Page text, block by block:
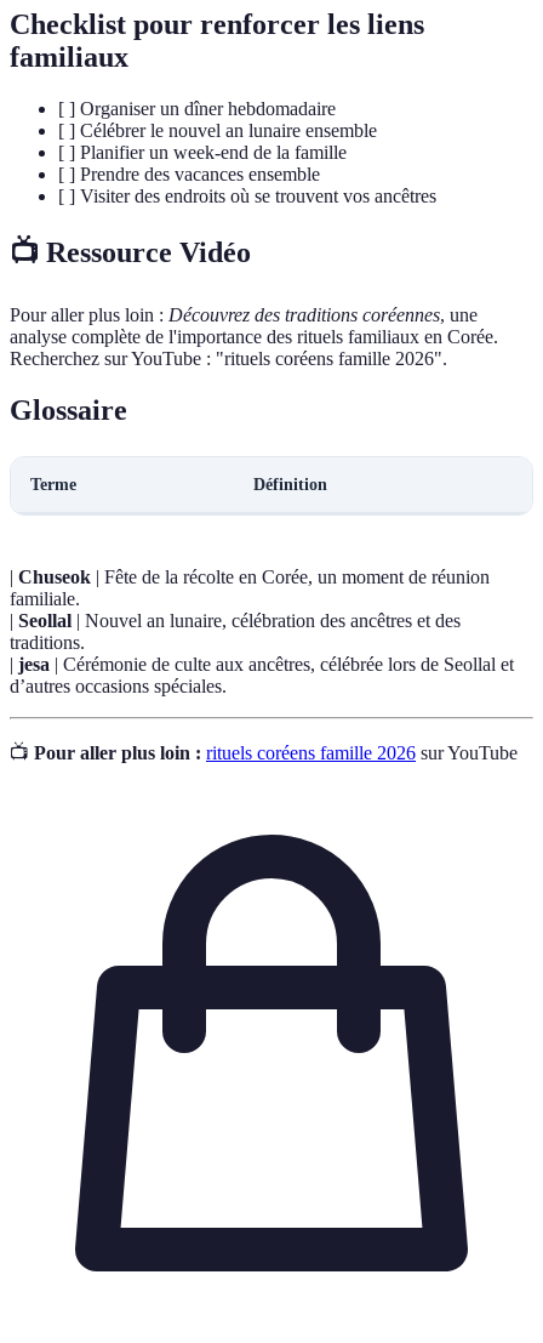
Checklist pour renforcer les liens
familiaux
[ ] Organiser un dîner hebdomadaire
[ ] Célébrer le nouvel an lunaire ensemble
[ ] Planifier un week-end de la famille
[ ] Prendre des vacances ensemble
[ ] Visiter des endroits où se trouvent vos ancêtres
📺 Ressource Vidéo
Pour aller plus loin : Découvrez des traditions coréennes, une
analyse complète de l'importance des rituels familiaux en Corée.
Recherchez sur YouTube : "rituels coréens famille 2026".
Glossaire
Terme Définition
| Chuseok | Fête de la récolte en Corée, un moment de réunion
familiale.
| Seollal | Nouvel an lunaire, célébration des ancêtres et des
traditions.
| jesa | Cérémonie de culte aux ancêtres, célébrée lors de Seollal et
d’autres occasions spéciales.
📺 Pour aller plus loin : rituels coréens famille 2026 sur YouTube